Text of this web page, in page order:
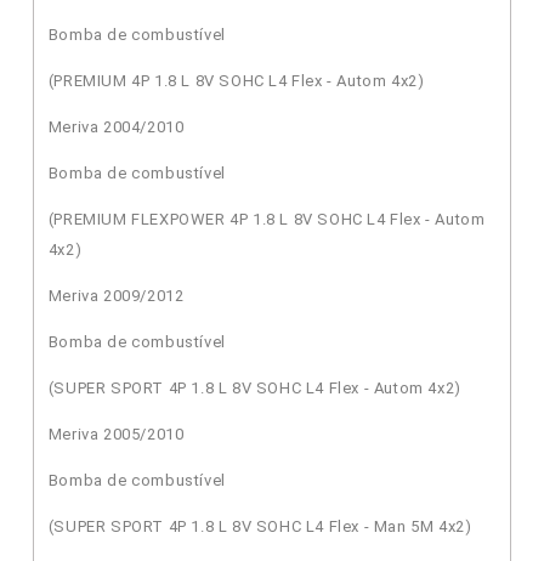
Bomba de combustível
(PREMIUM 4P 1.8 L 8V SOHC L4 Flex - Autom 4x2)
Meriva 2004/2010
Bomba de combustível
(PREMIUM FLEXPOWER 4P 1.8 L 8V SOHC L4 Flex - Autom
4x2)
Meriva 2009/2012
Bomba de combustível
(SUPER SPORT 4P 1.8 L 8V SOHC L4 Flex - Autom 4x2)
Meriva 2005/2010
Bomba de combustível
(SUPER SPORT 4P 1.8 L 8V SOHC L4 Flex - Man 5M 4x2)